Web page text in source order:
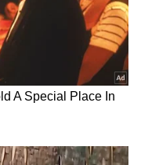
) ಮತ್ತು ಜಗತ್ತಿನ